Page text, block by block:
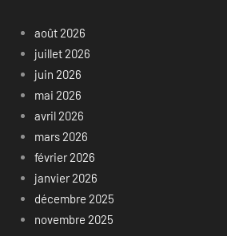
août 2026
juillet 2026
juin 2026
mai 2026
avril 2026
mars 2026
février 2026
janvier 2026
décembre 2025
novembre 2025